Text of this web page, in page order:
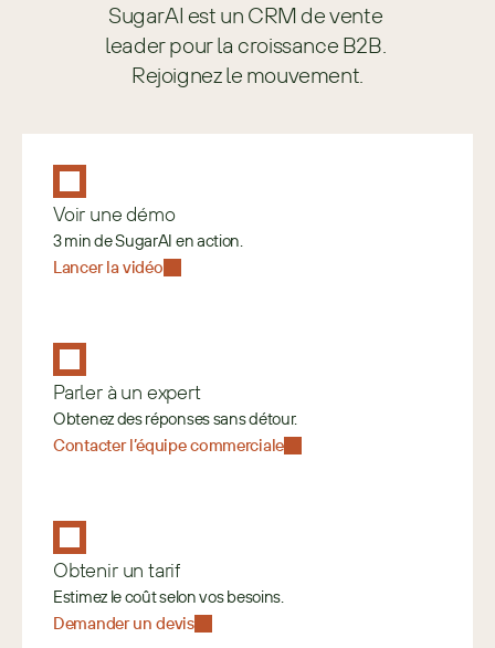
SugarAI est un CRM de vente
leader pour la croissance B2B.
Rejoignez le mouvement.
Voir une démo
3 min de SugarAI en action.
Lancer la vidéo
Parler à un expert
Obtenez des réponses sans détour.
Contacter l’équipe commerciale
Obtenir un tarif
Estimez le coût selon vos besoins.
Demander un devis